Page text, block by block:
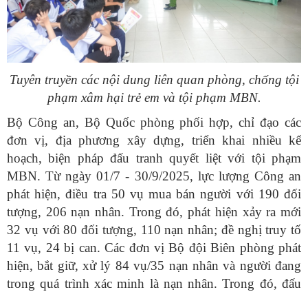
Tuyên truyền các nội dung liên quan phòng, chống tội
phạm xâm hại trẻ em và tội phạm MBN.
Bộ Công an, Bộ Quốc phòng phối hợp, chỉ đạo các
đơn vị, địa phương xây dựng, triển khai nhiều kế
hoạch, biện pháp đấu tranh quyết liệt với tội phạm
MBN. Từ ngày 01/7 - 30/9/2025, lực lượng Công an
phát hiện, điều tra 50 vụ mua bán người với 190 đối
tượng, 206 nạn nhân. Trong đó, phát hiện xảy ra mới
32 vụ với 80 đối tượng, 110 nạn nhân; đề nghị truy tố
11 vụ, 24 bị can. Các đơn vị Bộ đội Biên phòng phát
hiện, bắt giữ, xử lý 84 vụ/35 nạn nhân và người đang
trong quá trình xác minh là nạn nhân. Trong đó, đấu